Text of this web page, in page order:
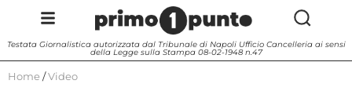
Testata Giornalistica autorizzata dal Tribunale di Napoli Ufficio Cancelleria ai sensi
della Legge sulla Stampa 08-02-1948 n.47
Home /Video